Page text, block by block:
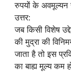
रुपयों के
उत्तर:
जब किसी विशेष
की मुद्रा की
जाता है तो इस
का बाह्य मूल्य कम